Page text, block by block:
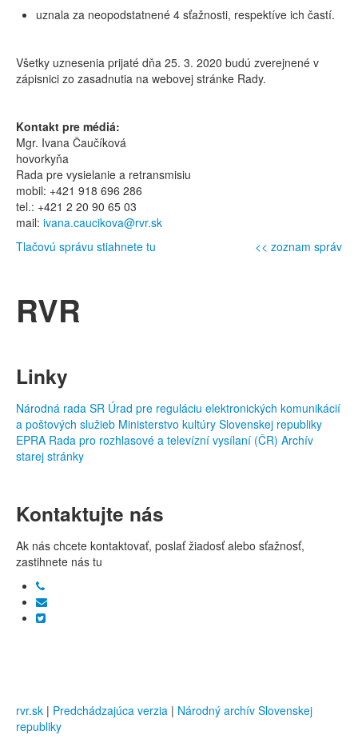
uznala za neopodstatnené 4 sťažnosti, respektíve ich častí.
Všetky uznesenia prijaté dňa 25. 3. 2020 budú zverejnené v
zápisnici zo zasadnutia na webovej stránke Rady.
Kontakt pre médiá:
Mgr. Ivana Čaučíková
hovorkyňa
Rada pre vysielanie a retransmisiu
mobil: +421 918 696 286
tel.: +421 2 20 90 65 03
mail: ivana.caucikova@rvr.sk
Tlačovú správu stiahnete tu
<< zoznam správ
RVR
Linky
Národná rada SR Úrad pre reguláciu elektronických komunikácií
a poštových služieb Ministerstvo kultúry Slovenskej republiky
EPRA Rada pro rozhlasové a televízní vysílaní (ČR) Archív
starej stránky
Kontaktujte nás
Ak nás chcete kontaktovať, poslať žiadosť alebo sťažnosť,
zastihnete nás tu
rvr.sk | Predchádzajúca verzia | Národný archív Slovenskej
republiky